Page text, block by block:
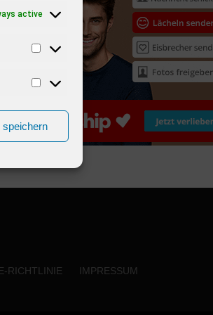
active
speichern
RICHTLINIE IMPRESSUM